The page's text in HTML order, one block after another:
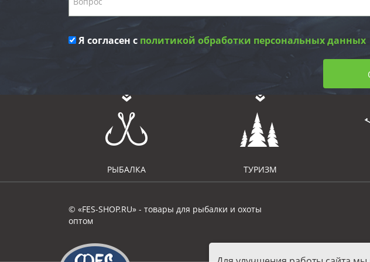
Я согласен с политикой обработки персональных данных
РЫБАЛКА ТУРИЗМ
© «FES-SHOP.RU» - товары для рыбалки и охоты
оптом